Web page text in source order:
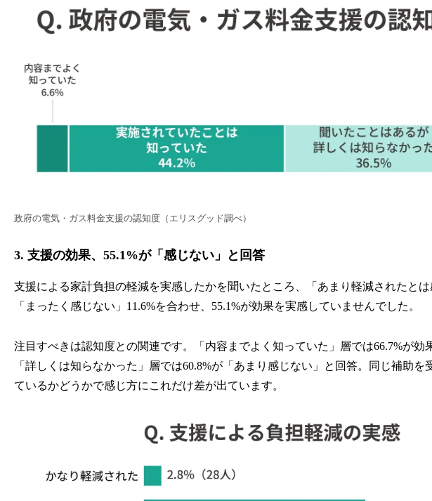
政府の電気・ガス料金支援の認知度（エリスグッド調べ）
3. 支援の効果、55.1%が「感じない」と回答
支援による家計負担の軽減を実感したかを聞いたところ、「あまり軽減されたとは
「まったく感じない」11.6%を合わせ、55.1%が効果を実感していませんでした。
注目すべきは認知度との関連です。「内容までよく知っていた」層では66.7%が効
「詳しくは知らなかった」層では60.8%が「あまり感じない」と回答。同じ補助を
ているかどうかで感じ方にこれだけ差が出ています。